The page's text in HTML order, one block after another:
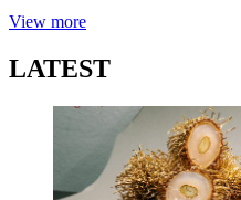
View more
LATEST